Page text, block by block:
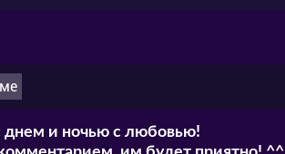
днем и ночью с любовью!